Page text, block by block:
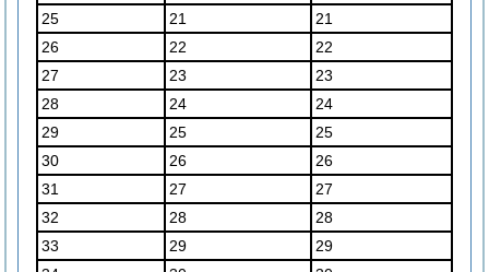
25
21
21
26
22
22
27
23
23
28
24
24
29
25
25
30
26
26
31
27
27
32
28
28
33
29
29